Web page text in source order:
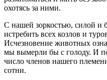
охотясь за ними.
С нашей зоркостью, силой и
истребить всех козлов и
Исчезновение животных
мы вымерли бы с голоду. И
число членов нашего
сотни.